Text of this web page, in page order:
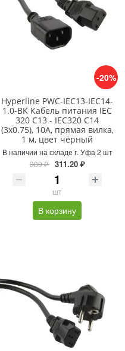
-20%
Hyperline PWC-IEC13-IEC14-
1.0-BK Кабель питания IEC
320 C13 - IEC320 C14
(3x0.75), 10A, прямая вилка,
1 м, цвет чёрный
В наличии на складе г. Уфа 2 шт
389 ₽ 311.20 ₽
шт
В корзину